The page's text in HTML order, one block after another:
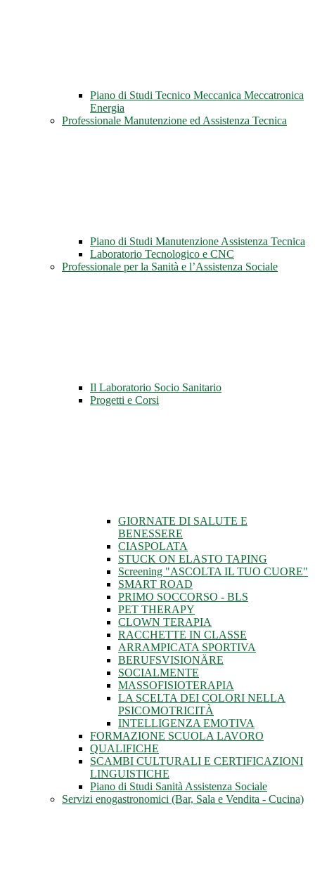
Piano di Studi Tecnico Meccanica Meccatronica
Energia
Professionale Manutenzione ed Assistenza Tecnica
Piano di Studi Manutenzione Assistenza Tecnica
Laboratorio Tecnologico e CNC
Professionale per la Sanità e l’Assistenza Sociale
Il Laboratorio Socio Sanitario
Progetti e Corsi
GIORNATE DI SALUTE E
BENESSERE
CIASPOLATA
STUCK ON ELASTO TAPING
Screening "ASCOLTA IL TUO CUORE"
SMART ROAD
PRIMO SOCCORSO - BLS
PET THERAPY
CLOWN TERAPIA
RACCHETTE IN CLASSE
ARRAMPICATA SPORTIVA
BERUFSVISIONÄRE
SOCIALMENTE
MASSOFISIOTERAPIA
LA SCELTA DEI COLORI NELLA
PSICOMOTRICITÀ
INTELLIGENZA EMOTIVA
FORMAZIONE SCUOLA LAVORO
QUALIFICHE
SCAMBI CULTURALI E CERTIFICAZIONI
LINGUISTICHE
Piano di Studi Sanità Assistenza Sociale
Servizi enogastronomici (Bar, Sala e Vendita - Cucina)